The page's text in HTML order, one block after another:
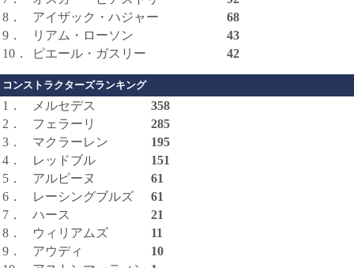
8．
アイザック・ハジャー
68
9．
リアム・ローソン
43
10．
ピエール・ガスリー 42
コンストラクターズランキング
1． メルセデス
358
2．
フェラーリ
285
3．
マクラーレン
195
4．
レッドブル
151
5．
アルピーヌ
61
6．
レーシングブルズ
61
7．
ハース
21
8．
ウィリアムズ
11
9．
アウディ
10